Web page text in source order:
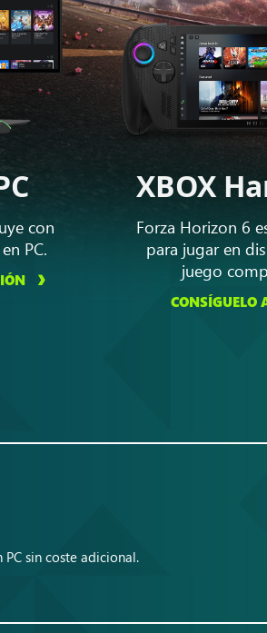
con
PC.
XBOX
Forza Horizon 6
para jugar en
juego
CONSÍGUELO
sin coste adicional.